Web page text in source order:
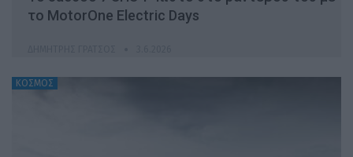
το MotorOne Electric Days
ΚΟΣΜΟΣ